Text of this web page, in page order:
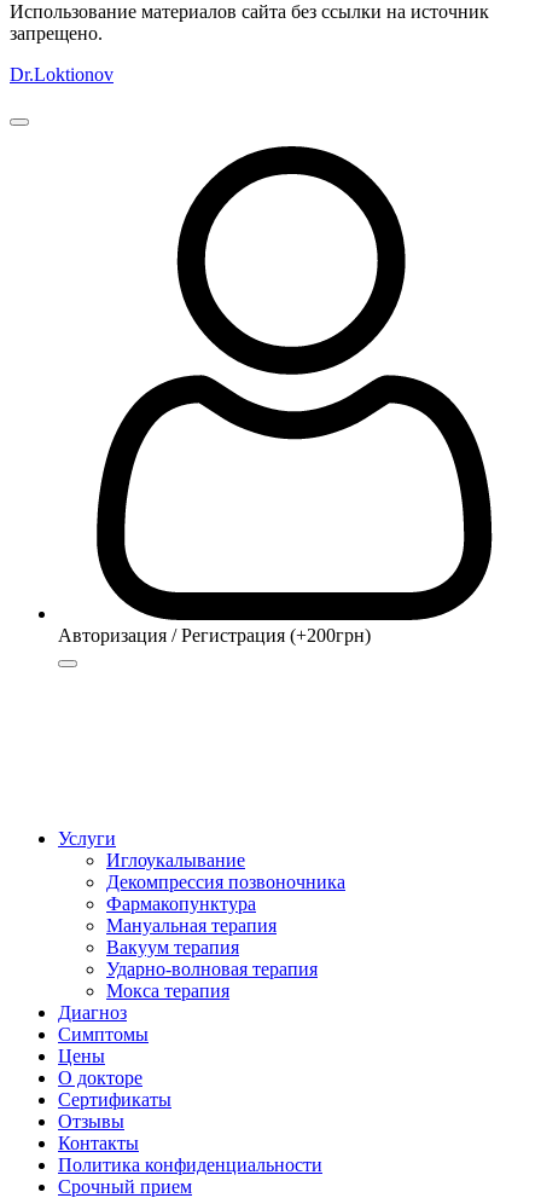
Использование материалов сайта без ссылки на источник
запрещено.
Dr.Loktionov
Авторизация / Регистрация (+200грн)
Услуги
Иглоукалывание
Декомпрессия позвоночника
Фармакопунктура
Мануальная терапия
Вакуум терапия
Ударно-волновая терапия
Мокса терапия
Диагноз
Симптомы
Цены
О докторе
Сертификаты
Отзывы
Контакты
Политика конфиденциальности
Срочный прием